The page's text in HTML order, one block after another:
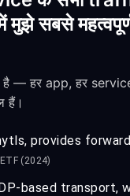
सबसे महत्वपूर्ण
— हर app, हर
हैं।
provides
(2024)
based transport,